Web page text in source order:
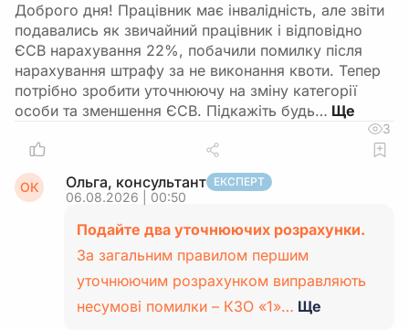
Доброго дня! Працівник має інвалідність, але звіти
подавались як звичайний працівник і відповідно
ЄСВ нарахування 22%, побачили помилку після
нарахування штрафу за не виконання квоти. Тепер
потрібно зробити уточнюючу на зміну категорії
особи та зменшення ЄСВ. Підкажіть будь…
3
ОК Ольга, консультант ЕКСПЕРТ
06.08.2026 | 00:50
Подайте два уточнюючих розрахунки.
За загальним правилом першим
уточнюючим розрахунком виправляють
несумові помилки – КЗО «1»… Ще